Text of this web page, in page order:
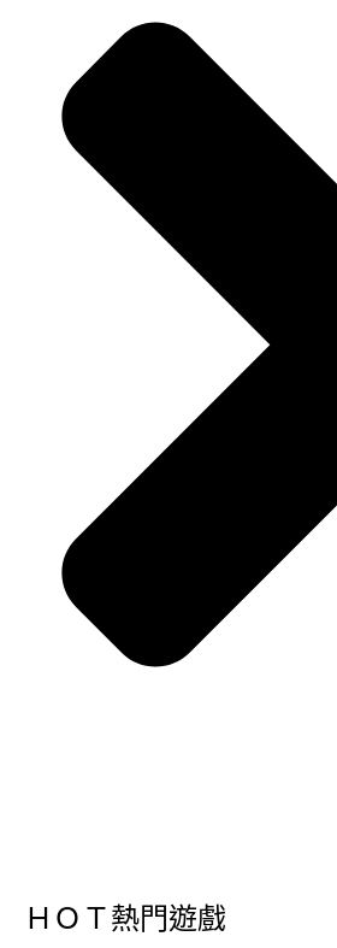
ＨＯＴ熱門遊戲